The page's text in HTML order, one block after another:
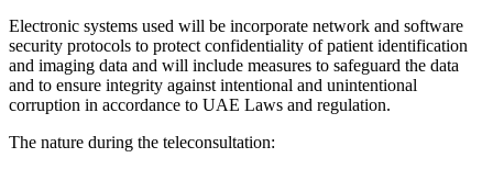
Electronic systems used will be incorporate network and software
security protocols to protect confidentiality of patient identification
and imaging data and will include measures to safeguard the data
and to ensure integrity against intentional and unintentional
corruption in accordance to UAE Laws and regulation.
The nature during the teleconsultation: